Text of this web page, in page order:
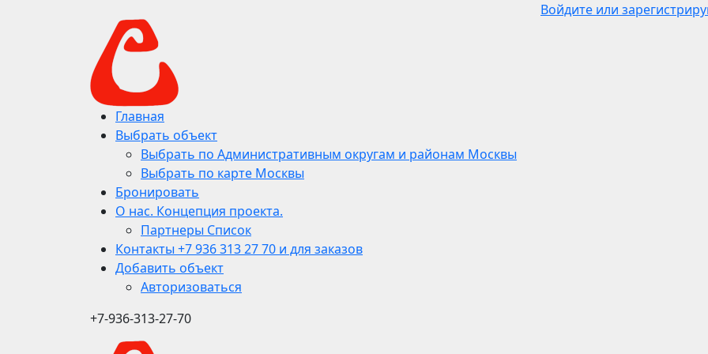
Войдите или
Главная
Выбрать объект
Выбрать по Административным округам и районам Москвы
Выбрать по карте Москвы
Бронировать
О нас. Концепция проекта.
Партнеры Список
Контакты +7 936 313 27 70 и для заказов
Добавить объект
Авторизоваться
+7-936-313-27-70